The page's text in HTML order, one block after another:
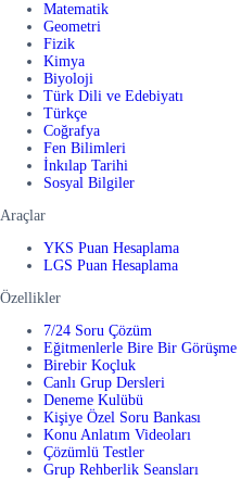
Matematik
Geometri
Fizik
Kimya
Biyoloji
Türk Dili ve Edebiyatı
Türkçe
Coğrafya
Fen Bilimleri
İnkılap Tarihi
Sosyal Bilgiler
Araçlar
YKS Puan Hesaplama
LGS Puan Hesaplama
Özellikler
7/24 Soru Çözüm
Eğitmenlerle Bire Bir Görüşme
Birebir Koçluk
Canlı Grup Dersleri
Deneme Kulübü
Kişiye Özel Soru Bankası
Konu Anlatım Videoları
Çözümlü Testler
Grup Rehberlik Seansları